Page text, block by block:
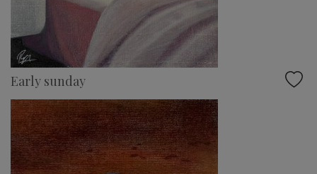
Early sunday